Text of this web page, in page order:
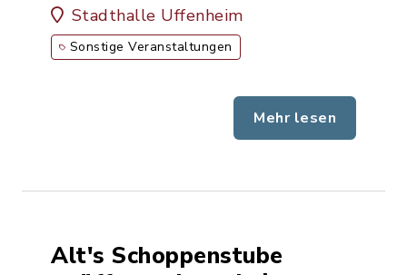
Stadthalle Uffenheim
Sonstige Veranstaltungen
Mehr lesen
Alt's Schoppenstube